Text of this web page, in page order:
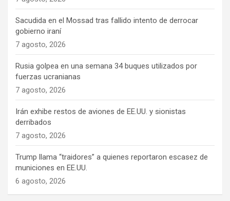
Sacudida en el Mossad tras fallido intento de derrocar
gobierno iraní
7 agosto, 2026
Rusia golpea en una semana 34 buques utilizados por
fuerzas ucranianas
7 agosto, 2026
Irán exhibe restos de aviones de EE.UU. y sionistas
derribados
7 agosto, 2026
Trump llama “traidores” a quienes reportaron escasez de
municiones en EE.UU.
6 agosto, 2026